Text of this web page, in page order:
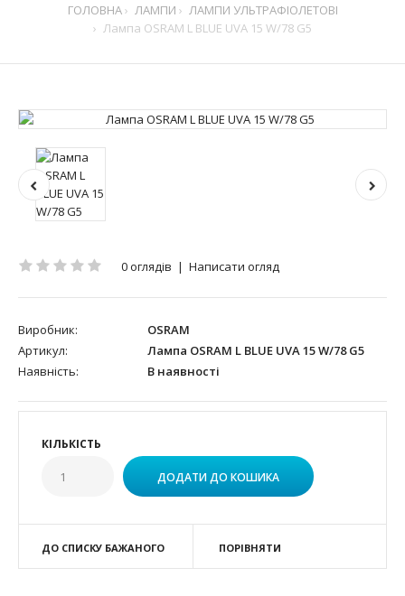
ГОЛОВНА ЛАМПИ
ЛАМПИ УЛЬТРАФІОЛЕТОВІ
Лампа OSRAM L BLUE UVA 15 W/78 G5
0 оглядів | Написати огляд
Виробник:
OSRAM
Артикул:
Лампа OSRAM L BLUE UVA 15 W/78 G5
Наявність:
В наявності
КІЛЬКІСТЬ
ДО СПИСКУ БАЖАНОГО ПОРІВНЯТИ